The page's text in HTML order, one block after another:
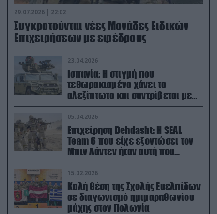
29.07.2026 | 22:02
Συγκροτούνται νέες Μονάδες Ειδικών
Επιχειρήσεων με εφέδρους
23.04.2026
Ισπανία: Η στιγμή που
τεθωρακισμένο χάνει το
αλεξίπτωτο και συντρίβεται με
ορμή στο έδαφος (βίντεο)
05.04.2026
Επιχείρηση Dehdasht: Η SEAL
Team 6 που είχε εξοντώσει τον
Μπιν Λάντεν ήταν αυτή που
διέσωσε τον πιλότο του F-15
15.02.2026
Καλή θέση της Σχολής Ευελπίδων
σε διαγωνισμό ημιμαραθωνίου
μάχης στον Πολωνία